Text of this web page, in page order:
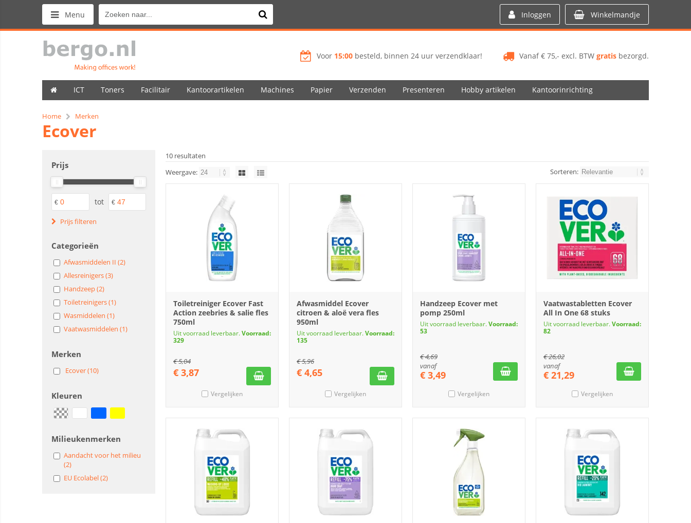
Menu Inloggen Winkelmandje
Vanaf € 75,- excl. BTW gratis bezorgd.
Voor 15:00 besteld, binnen 24 uur verzendklaar!
ICT Toners Facilitair Kantoorartikelen Machines Papier Verzenden Presenteren Hobby artikelen Kantoorinrichting
Home Merken
Ecover
Prijs
€ tot €
Prijs filteren
Categorieën
Afwasmiddelen II (2)
Allesreinigers (3)
Handzeep (2)
Toiletreinigers (1)
Wasmiddelen (1)
Vaatwasmiddelen (1)
Merken
Ecover (10)
Kleuren
Milieukenmerken
Aandacht voor het milieu
(2)
EU Ecolabel (2)
10 resultaten
Weergave:
Sorteren:
Toiletreiniger Ecover Fast
Action zeebries & salie fles
750ml
Uit voorraad leverbaar.Voorraad:
329
€5,04
€ 3,87
Vergelijken
Afwasmiddel Ecover
citroen & aloë vera fles
950ml
Uit voorraad leverbaar.Voorraad:
135
€5,96
€ 4,65
Vergelijken
Handzeep Ecover met
pomp 250ml
Uit voorraad leverbaar.Voorraad:
53
€4,69
vanaf
€ 3,49
Vergelijken
Vaatwastabletten Ecover
All In One 68 stuks
Uit voorraad leverbaar.Voorraad:
82
€26,02
vanaf
€ 21,29
Vergelijken